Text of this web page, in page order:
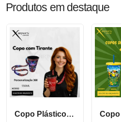
Produtos em destaque
Copo Plástico de 550 ML com Tirante Personalizado XCS552